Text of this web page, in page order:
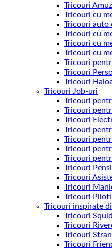
Tricouri
Tricouri cu
Tricouri auto
Tricouri cu
Tricouri cu
Tricouri cu
Tricouri
Tricouri
Tricouri
Tricouri Job-uri
Tricouri
Tricouri
Tricouri
Tricouri
Tricouri
Tricouri
Tricouri
Tricouri
Tricouri
Tricouri
Tricouri Piloti
Tricouri inspirate
Tricouri
Tricouri
Tricouri
Tricouri